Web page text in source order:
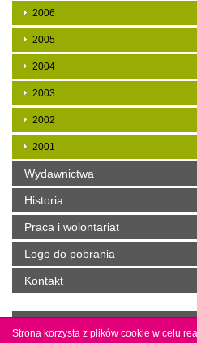
Strona korzysta z plików cookie w celu
Strona korzysta z plików cookie w celu
2006
2005
2004
2003
2002
2001
Wydawnictwa
Historia
Praca i wolontariat
Logo do pobrania
Kontakt
Copyright by mbp w Jaśle.